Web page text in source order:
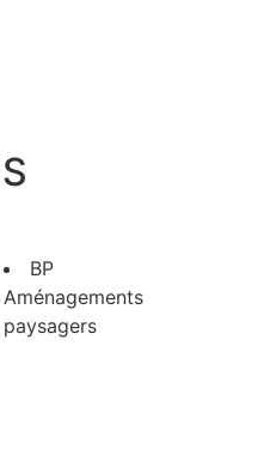
BP
Aménagements
paysagers